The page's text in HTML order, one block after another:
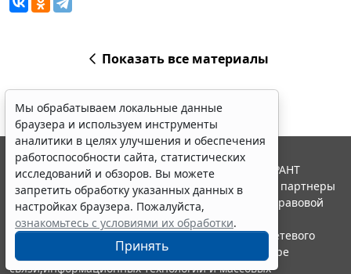
Показать все материалы
Мы обрабатываем локальные данные
браузера и используем инструменты
аналитики в целях улучшения и обеспечения
работоспособности сайта, статистических
исследований и обзоров. Вы можете
запретить обработку указанных данных в
настройках браузера. Пожалуйста,
ознакомьтесь с условиями их обработки.
Принять
© ООО "НПП "ГАРАНТ-СЕРВИС", 2026. Система ГАРАНТ
выпускается с 1990 года. Компания "Гарант" и ее партнеры
являются участниками Российской ассоциации правовой
информации ГАРАНТ.
Портал ГАРАНТ.РУ зарегистрирован в качестве сетевого
издания Федеральной службой по надзору в сфере
связи,информационных технологий и массовых